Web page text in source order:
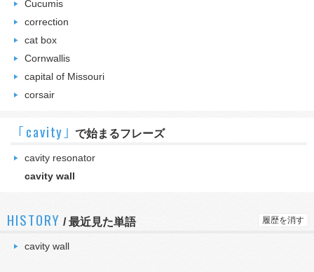
Cucumis
correction
cat box
Cornwallis
capital of Missouri
corsair
｢cavity｣ で始まるフレーズ
cavity resonator
cavity wall
HISTORY /最近見た単語 履歴を消す
cavity wall